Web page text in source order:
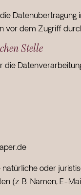
vor dem Zugriff
Stelle
die
oder
(z. B. Namen, E-